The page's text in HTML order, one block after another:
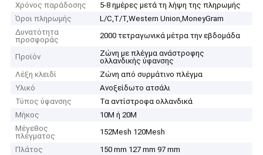
Χρόνος παράδοσης
5-8 ημέρες μετά τη λήψη της πληρωμής
Όροι πληρωμής
L/C,T/T,Western Union,MoneyGram
Δυνατότητα
προσφοράς
2000 τετραγωνικά μέτρα την εβδομάδα
Προϊόν
Ζώνη με πλέγμα ανάστροφης
ολλανδικής ύφανσης
Λέξη κλειδί
Ζώνη από συρμάτινο πλέγμα
Υλικό
Ανοξείδωτο ατσάλι
Τύπος ύφανσης
Τα αντίστροφα ολλανδικά
Μήκος
10M ή 20M
Μέγεθος
πλέγματος
152Mesh 120Mesh
Πλάτος
150 mm 127 mm 97 mm